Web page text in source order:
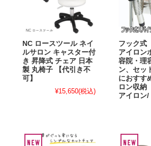
NC ロースツール ネイ
ルサロン キャスター付
き 昇降式 チェア 日本
製 丸椅子 【代引き不
可】
¥15,650(税込)
フック
アイロ
容院・理
ン、セッ
におすす
ロン収
アイロン/